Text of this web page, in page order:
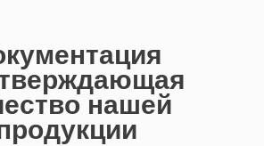
нашей